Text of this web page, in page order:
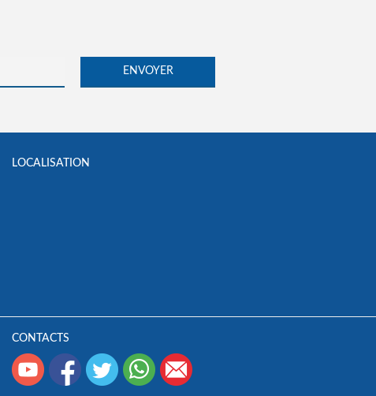
LOCALISATION
CONTACTS